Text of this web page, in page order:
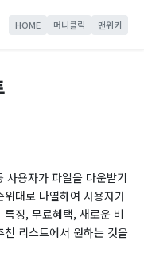
HOME 머니클릭 맨위키
사용자가 파일을 다운받기
대로 나열하여 사용자가
징, 무료혜택, 새로운 비
리스트에서 원하는 것을